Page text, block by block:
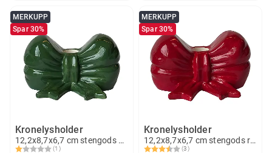
MERKUPP
Spar 30%
Kronelysholder
12,2x8,7x6,7 cm stengods grønn
(1)
MERKUPP
Spar 30%
Kronelysholder
12,2x8,7x6,7 cm stengods rød
(3)